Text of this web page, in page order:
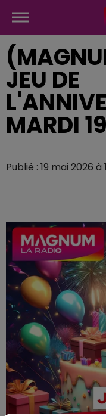
JEU DE
MARDI
Publié : 19 mai 2026 à